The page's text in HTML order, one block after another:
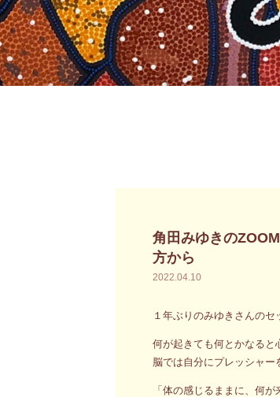
角田みゆきの
方から
2022.04.10
１年ぶりのみゆきさんのセ
何が起きても何とかなると
脳では自分にプレッシャー
「体の感じるままに、何